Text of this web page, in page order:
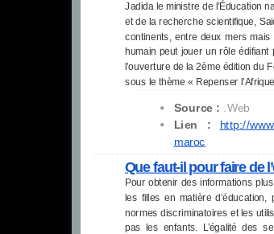
Jadida le ministre de l’Éducation
et de la recherche scientifique,
continents, entre deux mers
humain peut jouer un rôle
l’ouverture de la 2ème édition du
sous le thème « Repenser
Source :
.Web
Lien : http://
maroc
Que faut-il pour faire de
Pour obtenir des informations
les filles en matière
normes discriminatoires et les
pas les enfants. L’égalité des